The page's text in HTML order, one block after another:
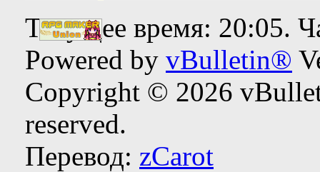
Текущее время: 20:05.
Powered by vBulletin®
Copyright © 2026
reserved.
Перевод: zCarot